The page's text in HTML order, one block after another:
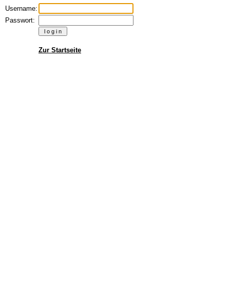
Username:
Passwort:
Zur Startseite